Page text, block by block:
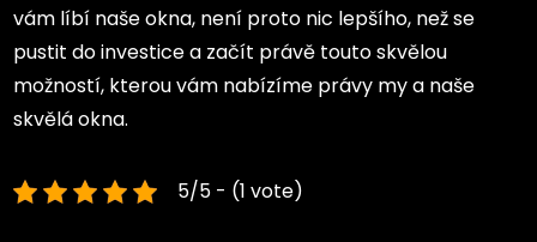
vám líbí naše okna, není proto nic lepšího, než se
pustit do investice a začít právě touto skvělou
možností, kterou vám nabízíme právy my a naše
skvělá okna.
5/5 - (1 vote)